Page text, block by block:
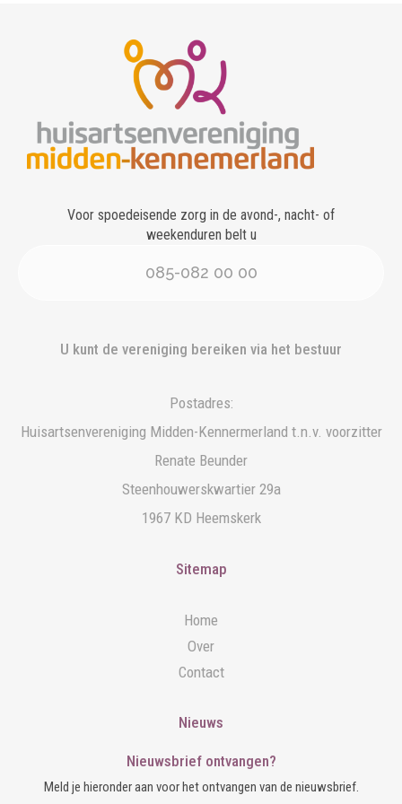
Voor spoedeisende zorg in de avond-, nacht- of
weekenduren belt u
085-082 00 00
U kunt de vereniging bereiken via het bestuur
Postadres:
Huisartsenvereniging Midden-Kennermerland t.n.v. voorzitter
Renate Beunder
Steenhouwerskwartier 29a
1967 KD Heemskerk
Sitemap
Home
Over
Contact
Nieuws
Nieuwsbrief ontvangen?
Meld je hieronder aan voor het ontvangen van de nieuwsbrief.